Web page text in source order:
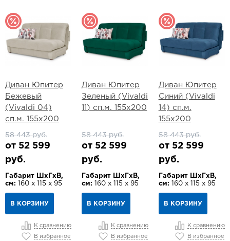
Диван Юпитер
Бежевый
(Vivaldi 04)
сп.м. 155х200
58 443 руб.
от 52 599
руб.
Габарит ШхГхВ,
см: 160 х 115 х 95
В КОРЗИНУ
К сравнению
В избранное
Диван Юпитер
Зеленый (Vivaldi
11) сп.м. 155х200
58 443 руб.
от 52 599
руб.
Габарит ШхГхВ,
см:
160 х 115 х 95
В КОРЗИНУ
К сравнению
В избранное
Диван Юпитер
Синий (Vivaldi
14) сп.м.
155х200
58 443 руб.
от 52 599
руб.
Габарит ШхГхВ,
см: 160 х 115 х 95
В КОРЗИНУ
К сравнению
В избранное